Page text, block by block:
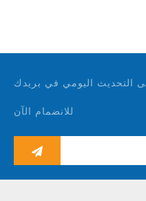
التحديث اليومي في بريدك
للانضمام الآن